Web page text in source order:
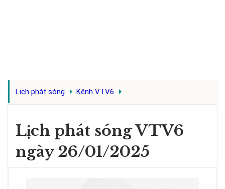
Lịch phát sóng Kênh VTV6
Lịch phát sóng VTV6
ngày 26/01/2025